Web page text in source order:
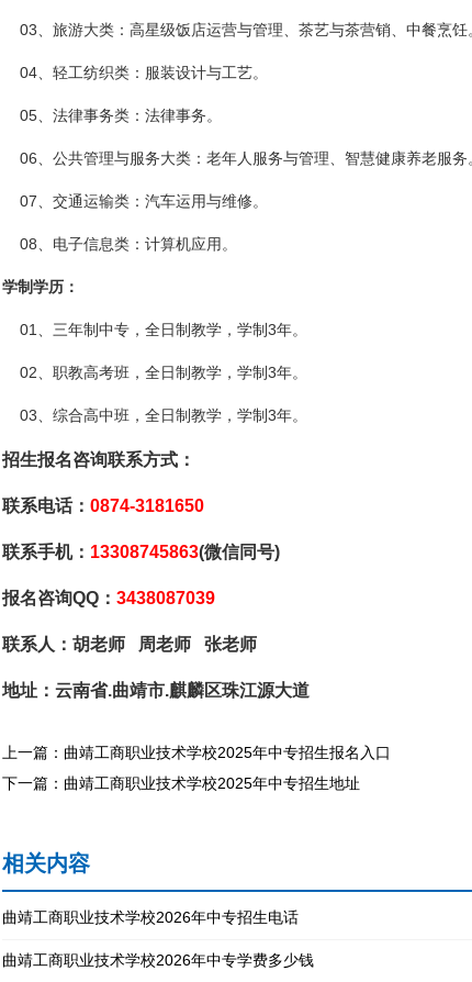
03、旅游大类：高星级饭店运营与管理、茶艺与茶营销、中餐烹饪
04、轻工纺织类：服装设计与工艺。
05、法律事务类：法律事务。
06、公共管理与服务大类：老年人服务与管理、智慧健康养老服务
07、交通运输类：汽车运用与维修。
08、电子信息类：计算机应用。
学制学历：
01、三年制中专，全日制教学，学制3年。
02、职教高考班，全日制教学，学制3年。
03、综合高中班，全日制教学，学制3年。
招生报名咨询联系方式：
联系电话： 0874-3181650
联系手机： 13308745863(微信同号)
报名咨询QQ： 3438087039
联系人：胡老师 周老师 张老师
地址：云南省.曲靖市.麒麟区珠江源大道
上一篇：曲靖工商职业技术学校2025年中专招生报名入口
下一篇：曲靖工商职业技术学校2025年中专招生地址
相关内容
曲靖工商职业技术学校2026年中专招生电话
曲靖工商职业技术学校2026年中专学费多少钱